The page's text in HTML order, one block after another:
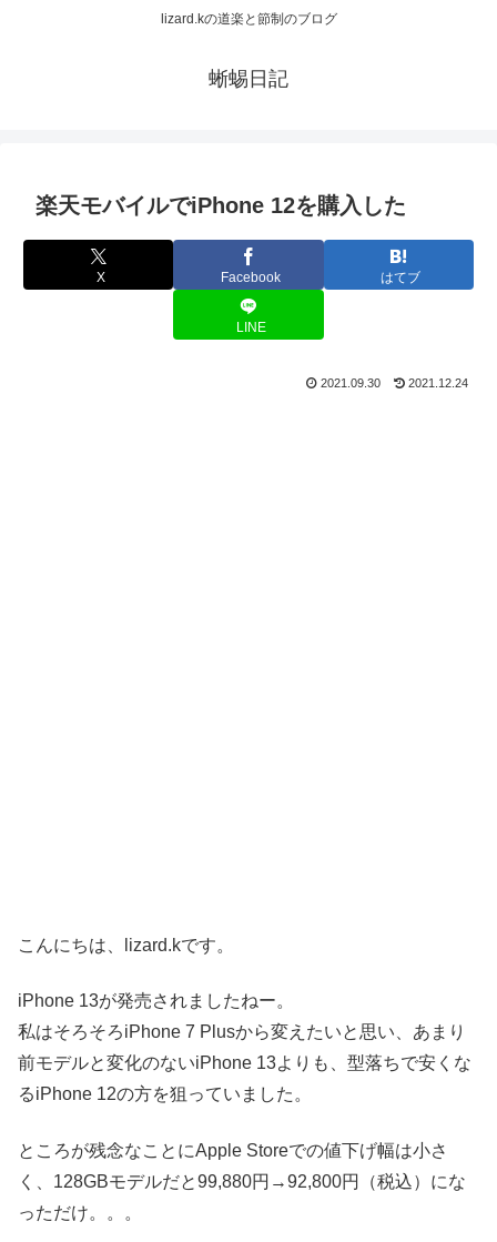
lizard.kの道楽と節制のブログ
蜥蜴日記
楽天モバイルでiPhone 12を購入した
X Facebook はてブ
LINE
2021.09.30 2021.12.24
こんにちは、lizard.kです。
iPhone 13が発売されましたねー。
私はそろそろiPhone 7 Plusから変えたいと思い、あまり
前モデルと変化のないiPhone 13よりも、型落ちで安くな
るiPhone 12の方を狙っていました。
ところが残念なことにApple Storeでの値下げ幅は小さ
く、128GBモデルだと99,880円→92,800円（税込）にな
っただけ。。。